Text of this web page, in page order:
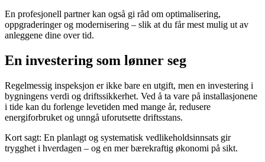
En profesjonell partner kan også gi råd om optimalisering,
oppgraderinger og modernisering – slik at du får mest mulig ut av
anleggene dine over tid.
En investering som lønner seg
Regelmessig inspeksjon er ikke bare en utgift, men en investering i
bygningens verdi og driftssikkerhet. Ved å ta vare på installasjonene
i tide kan du forlenge levetiden med mange år, redusere
energiforbruket og unngå uforutsette driftsstans.
Kort sagt: En planlagt og systematisk vedlikeholdsinnsats gir
trygghet i hverdagen – og en mer bærekraftig økonomi på sikt.